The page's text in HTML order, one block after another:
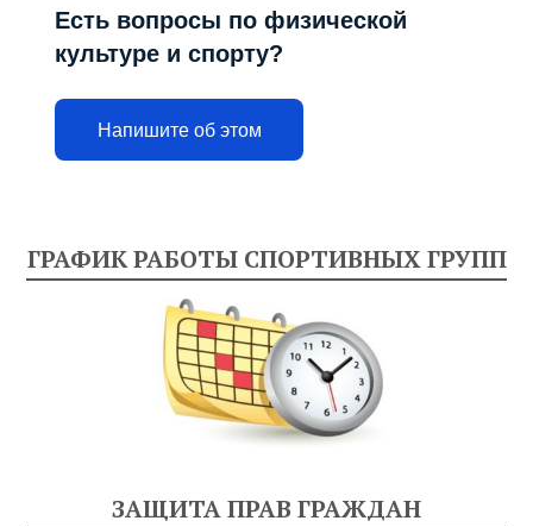
Есть вопросы по физической
культуре и спорту?
Напишите об этом
ГРАФИК РАБОТЫ СПОРТИВНЫХ ГРУПП
ЗАЩИТА ПРАВ ГРАЖДАН